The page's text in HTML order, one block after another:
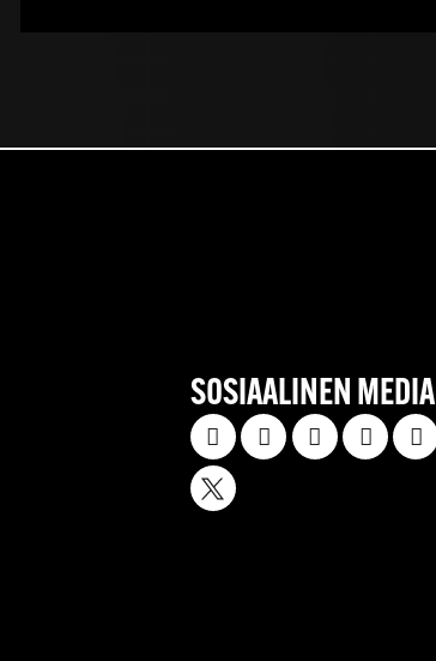
SOSIAALINEN MEDIA